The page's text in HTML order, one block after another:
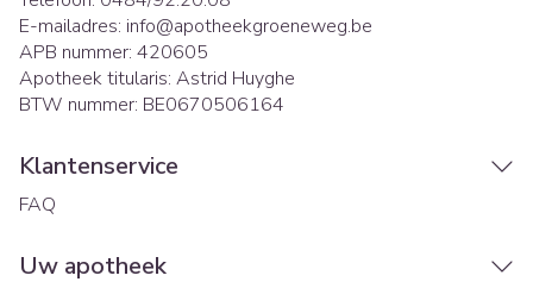
E-mailadres: info@apotheekgroeneweg.be
APB nummer: 420605
Apotheek titularis: Astrid Huyghe
BTW nummer: BE0670506164
Klantenservice
FAQ
Uw apotheek